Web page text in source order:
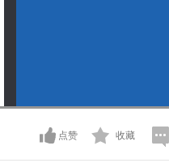
点赞 收藏